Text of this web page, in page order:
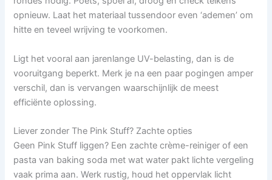
opnieuw. Laat het materiaal tussendoor even ‘ademen’ om
hitte en teveel wrijving te voorkomen.
Ligt het vooral aan jarenlange UV-belasting, dan is de
vooruitgang beperkt. Merk je na een paar pogingen amper
verschil, dan is vervangen waarschijnlijk de meest
efficiënte oplossing.
Liever zonder The Pink Stuff? Zachte opties
Geen Pink Stuff liggen? Een zachte crème-reiniger of een
pasta van baking soda met wat water pakt lichte vergeling
vaak prima aan. Werk rustig, houd het oppervlak licht